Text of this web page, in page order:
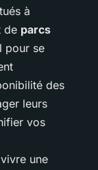
à
de parcs
pour se
des
leurs
vos
une